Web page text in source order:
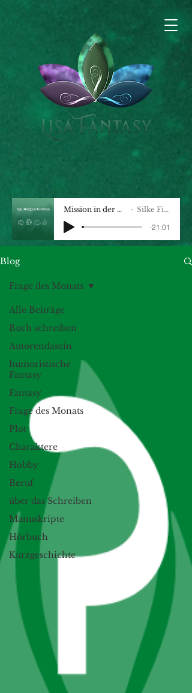
Mission in der Wildnis Silke Fischer
-21:01
Blog
Alle Beiträge
Buch schreiben
Autorendasein
humoristische
Fantasy
Fantasy
Frage des Monats
Plot
Charaktere
Hobby
Beruf
über das Schreiben
Manuskripte
Hörbuch
Kurzgeschichte
Frage des Monats